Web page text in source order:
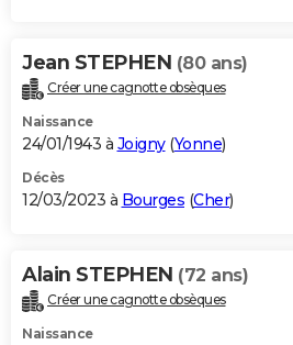
Jean STEPHEN (80 ans)
Créer une cagnotte obsèques
Naissance
24/01/1943 à Joigny(Yonne)
Décès
12/03/2023 à Bourges (Cher)
Alain STEPHEN (72 ans)
Créer une cagnotte obsèques
Naissance